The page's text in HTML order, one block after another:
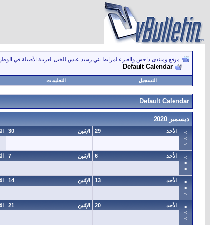
موقع ومنتدى داحس والغبراء لمرابط بني رشيد عبس للخيل العربية الأصيلة في
Default Calendar
التسجيل التعليمات
Default Calendar
ديسمبر 2020
>
>
>
29 الأحد 30 الإثنين
>
>
>
6 الأحد 7 الإثنين
>
>
>
13 الأحد 14 الإثنين
>
>
>
20 الأحد 21 الإثنين